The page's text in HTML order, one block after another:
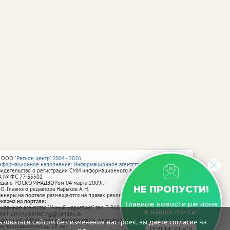
сайтом без изменения настроек, вы даете согласие на
НЕ ПРОПУСТИ!
Главные новости региона
в вашей почте!
"Регион центр" 2004 - 2026
наполнение: Информационное агентство vRossii.ru
о регистрации СМИ информационного агентства vRossii.ru
№ ФС 77‑35502
РОСКОМНАДЗОРом 04 марта 2009г.
Главного редактора Нарыков А. Н.
на портале размещаются на правах рекламы.
на портале:
агентство "Умный маркетинг" тел. 7-910-267-70-40,
umnyy.marketing@yandex.ru
публикации могут содержать информацию, не предназначенную
пользователей до 18 лет.